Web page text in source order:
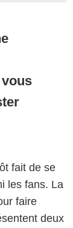
fait de se
les fans. La
faire
deux